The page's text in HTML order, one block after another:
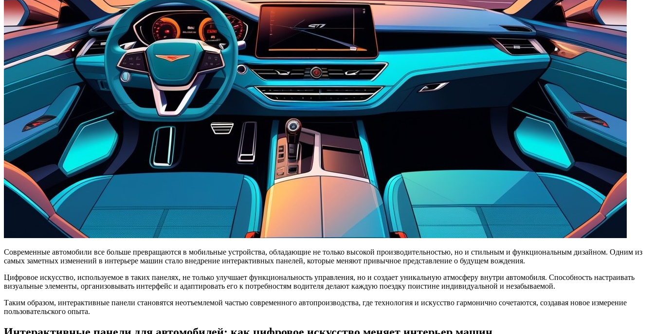
Современные автомобили все больше превращаются в мобильные устройства, обладающие не только высокой производительностью, но и стильным и функциональным дизайном. Одним из
самых заметных изменений в интерьере машин стало внедрение интерактивных панелей, которые меняют привычное представление о будущем вождения.
Цифровое искусство, используемое в таких панелях, не только улучшает функциональность управления, но и создает уникальную атмосферу внутри автомобиля. Способность настраивать
визуальные элементы, организовывать интерфейс и адаптировать его к потребностям водителя делают каждую поездку поистине индивидуальной и незабываемой.
Таким образом, интерактивные панели становятся неотъемлемой частью современного автопроизводства, где технология и искусство гармонично сочетаются, создавая новое измерение
пользовательского опыта.